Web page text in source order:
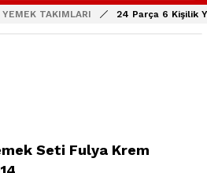
YEMEK TAKIMLARI 24 Parça 6 Kişilik
Seti Fulya Krem